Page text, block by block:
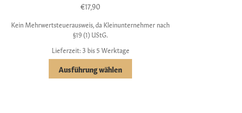
€17,90
Kein Mehrwertsteuerausweis, da Kleinunternehmer nach
§19 (1) UStG.
Lieferzeit: 3 bis 5 Werktage
Ausführung wählen